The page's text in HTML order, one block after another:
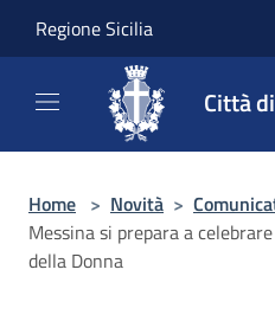
Regione Sicilia
Città
Home > Novità >
Messina si prepara a
della Donna